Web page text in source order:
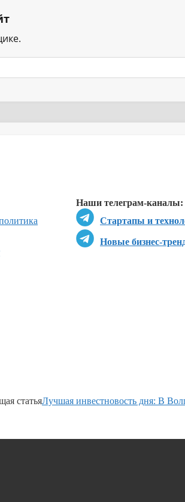
Наши телеграм-каналы:
Стартапы и
Новые бизнес-
статьяЛучшая инвестновость дня: В